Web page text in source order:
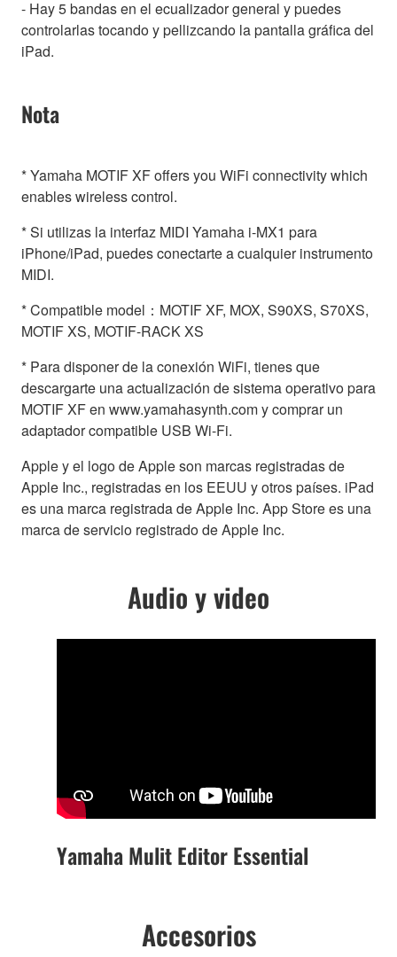
- Hay 5 bandas en el ecualizador general y puedes
controlarlas tocando y pellizcando la pantalla gráfica del
iPad.
Nota
* Yamaha MOTIF XF offers you WiFi connectivity which
enables wireless control.
* Si utilizas la interfaz MIDI Yamaha i-MX1 para
iPhone/iPad, puedes conectarte a cualquier instrumento
MIDI.
* Compatible model：MOTIF XF, MOX, S90XS, S70XS,
MOTIF XS, MOTIF-RACK XS
* Para disponer de la conexión WiFi, tienes que
descargarte una actualización de sistema operativo para
MOTIF XF en www.yamahasynth.com y comprar un
adaptador compatible USB Wi-Fi.
Apple y el logo de Apple son marcas registradas de
Apple Inc., registradas en los EEUU y otros países. iPad
es una marca registrada de Apple Inc. App Store es una
marca de servicio registrado de Apple Inc.
Audio y video
Yamaha Mulit Editor Essential
Accesorios